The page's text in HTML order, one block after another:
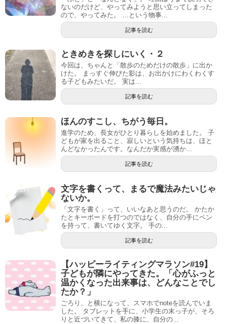
ないのだけど、やってみようと思い立ってしまった
ので、やってみた。 …という物事...
記事を読む
ときめきを探しにいく・２
今回は、ちゃんと「散歩のためだけの散歩」に出か
けた。 まっすぐ伸びた影は、お出かけにわくわくす
る子どもみたいだ。 実は...
記事を読む
ほんのすこし、ちがう毎日。
進学のため、長女がひとり暮らしを始めました。 子
どもが家を出ること、寂しいという気持ちは、ほと
んどなかったんです。なんだか実感が湧か...
記事を読む
文字を書くって、まるで魔法みたいじゃ
ないか。
「文字を書く」って、いいなあと思うのだ。 かたか
たとキーボードを打つのではなく、自分の手にペン
を持って、書いてゆく文字。 手の...
記事を読む
【ハッピーライティングマラソン#19】
子どもが隣にやってきた。「心がふっと
温かくなった出来事は、どんなことでし
たか？」
ごろり、と横になって、スマホでnoteを読んでいま
した。 タブレットを手に、小学生の末っ子が、そろ
りと近づいてきて、私の膝に、自分の...